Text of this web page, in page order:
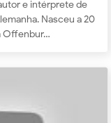
e intérprete de
Nasceu a 20
Offenbur…